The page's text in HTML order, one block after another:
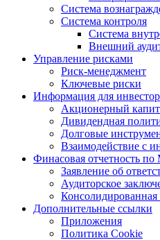
Система
Система контроля
Система
Внешний
Управление рисками
Риск-менеджмент
Ключевые риски
Информация для
Акционерный
Дивидендная
Долговые
Взаимодействие с
Финасовая отчетность
Заявление об
Аудиторское
Консолидированная
Дополнительные ссылки
Приложения
Политика Cookie